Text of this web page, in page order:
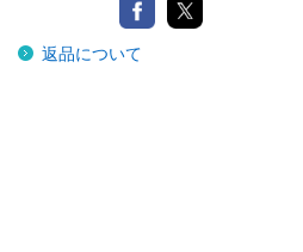
返品について